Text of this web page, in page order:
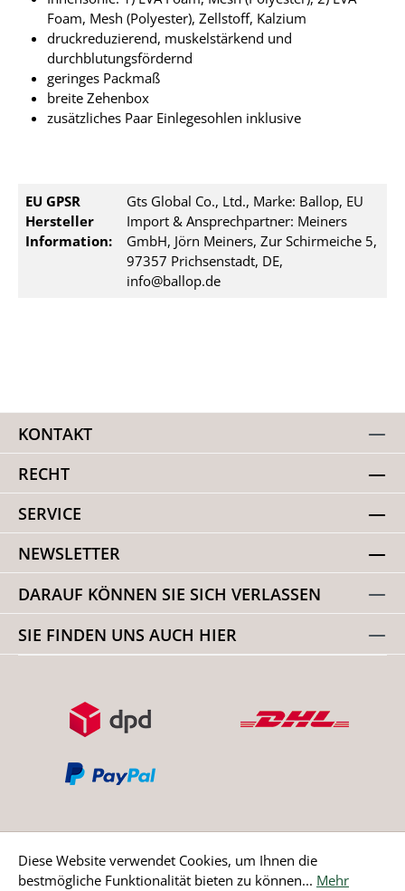
Foam, Mesh (Polyester), Zellstoff, Kalzium
druckreduzierend, muskelstärkend und
durchblutungsfördernd
geringes Packmaß
breite Zehenbox
zusätzliches Paar Einlegesohlen inklusive
EU GPSR
Hersteller
Information:
Gts Global Co., Ltd., Marke: Ballop, EU
Import & Ansprechpartner: Meiners
GmbH, Jörn Meiners, Zur Schirmeiche 5,
97357 Prichsenstadt, DE,
info@ballop.de
KONTAKT
RECHT
SERVICE
NEWSLETTER
DARAUF KÖNNEN SIE SICH VERLASSEN
SIE FINDEN UNS AUCH HIER
Bestellung widerrufen
Diese Website verwendet Cookies, um Ihnen die
bestmögliche Funktionalität bieten zu können... Mehr